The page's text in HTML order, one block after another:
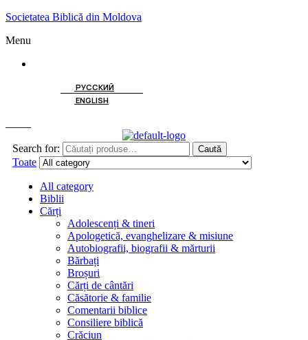
Societatea Biblică din Moldova
Menu
РУССКИЙ
ENGLISH
Search for: Caută
Toate
All category
Biblii
Cărți
Adolescenți & tineri
Apologetică, evanghelizare & misiune
Autobiografii, biografii & mărturii
Bărbați
Broșuri
Cărți de cântări
Căsătorie & familie
Comentarii biblice
Consiliere biblică
Crăciun